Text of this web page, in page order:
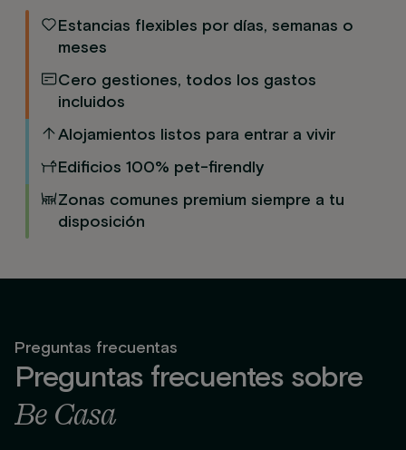
Estancias flexibles por días, semanas o
meses
Cero gestiones, todos los gastos
incluidos
Alojamientos listos para entrar a vivir
Edificios 100% pet-firendly
Zonas comunes premium siempre a tu
disposición
Preguntas frecuentas
Preguntas frecuentes sobre
Be Casa